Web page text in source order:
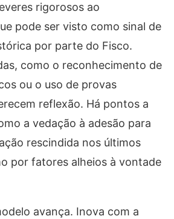
rigorosos ao
pode ser visto como sinal de
por parte do Fisco.
como o reconhecimento de
ou o uso de provas
reflexão. Há pontos a
a vedação à adesão para
rescindida nos últimos
por fatores alheios à vontade
avança. Inova com a